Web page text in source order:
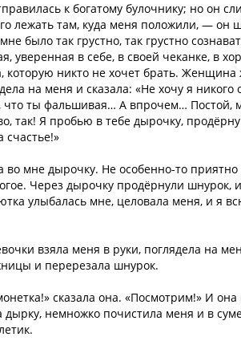
к богатому булочнику; но он
лежать там, куда меня положили, —
было так грустно, так грустно
уверенная в себе, в своей чеканке, в
которую никто не хочет брать.
на меня и сказала: «Не хочу я
что ты фальшивая… А впрочем…
так! Я пробью в тебе дырочку,
счастье!»
во мне дырочку. Не особенно-то
Через дырочку продёрнули
улыбалась мне, целовала меня, и я
взяла меня в руки, поглядела на
и перерезала шнурок.
сказала она. «Посмотрим!» И
дырку, немножко почистила меня и в